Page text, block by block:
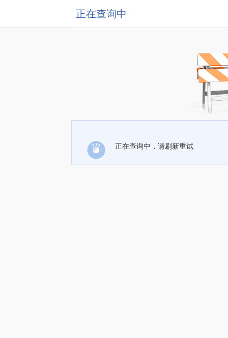
正在查询中
正在查询中，请刷新重试